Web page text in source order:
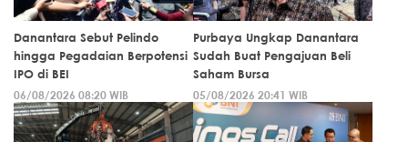
Danantara Sebut Pelindo
hingga Pegadaian Berpotensi
IPO di BEI
06/08/2026 08:20 WIB
Purbaya Ungkap Danantara
Sudah Buat Pengajuan Beli
Saham Bursa
05/08/2026 20:41 WIB